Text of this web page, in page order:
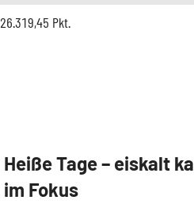
26.319,45 Pkt.
Heiße Tage – eiskalt
im Fokus